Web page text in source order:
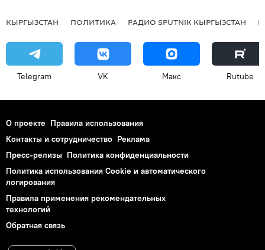
КЫРГЫЗСТАН ПОЛИТИКА РАДИО SPUTNIK КЫРГЫЗСТАН
Telegram VK Макс Rutube
О проекте Правила использования
Контакты и сотрудничество Реклама
Пресс-релизы Политика конфиденциальности
Политика использования Cookie и автоматического
логирования
Правила применения рекомендательных
технологий
Обратная связь